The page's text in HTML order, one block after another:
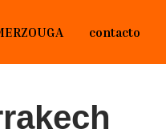
contacto